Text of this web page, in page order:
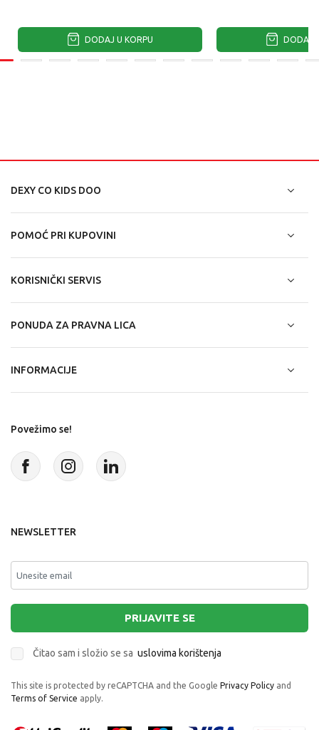
DODAJ U KORPU DODAJ
DEXY CO KIDS DOO
POMOĆ PRI KUPOVINI
KORISNIČKI SERVIS
PONUDA ZA PRAVNA LICA
INFORMACIJE
Povežimo se!
NEWSLETTER
PRIJAVITE SE
Čitao sam i složio se sa uslovima korištenja
This site is protected by reCAPTCHA and the Google Privacy Policy and
Terms of Service apply.